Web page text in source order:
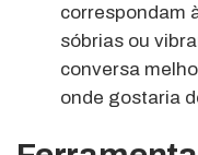
correspondam
sóbrias ou
conversa
onde gostaria